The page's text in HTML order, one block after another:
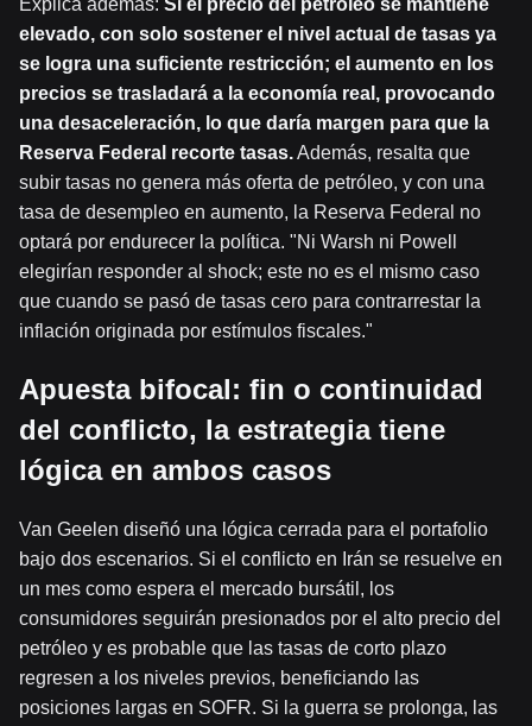
Explica además: Si el precio del petróleo se mantiene
elevado, con solo sostener el nivel actual de tasas ya
se logra una suficiente restricción; el aumento en los
precios se trasladará a la economía real, provocando
una desaceleración, lo que daría margen para que la
Reserva Federal recorte tasas.Además, resalta que
subir tasas no genera más oferta de petróleo, y con una
tasa de desempleo en aumento, la Reserva Federal no
optará por endurecer la política. "Ni Warsh ni Powell
elegirían responder al shock; este no es el mismo caso
que cuando se pasó de tasas cero para contrarrestar la
inflación originada por estímulos fiscales."
Apuesta bifocal: fin o continuidad
del conflicto, la estrategia tiene
lógica en ambos casos
Van Geelen diseñó una lógica cerrada para el portafolio
bajo dos escenarios. Si el conflicto en Irán se resuelve en
un mes como espera el mercado bursátil, los
consumidores seguirán presionados por el alto precio del
petróleo y es probable que las tasas de corto plazo
regresen a los niveles previos, beneficiando las
posiciones largas en SOFR. Si la guerra se prolonga, las